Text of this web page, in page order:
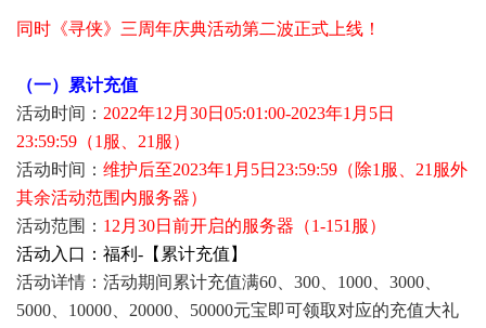
同时《寻侠》三周年庆典活动第二波正式上线！
（一）累计充值
活动时间： 2022年12月30日05:01:00-2023年1月5日
23:59:59（1服、21服）
活动时间： 维护后至2023年1月5日23:59:59（除1服、21服外
其余活动范围内服务器）
活动范围： 12月30日前开启的服务器（1-151服）
活动入口：福利-【累计充值】
活动详情：活动期间累计充值满60、300、1000、3000、
5000、10000、20000、50000元宝即可领取对应的充值大礼